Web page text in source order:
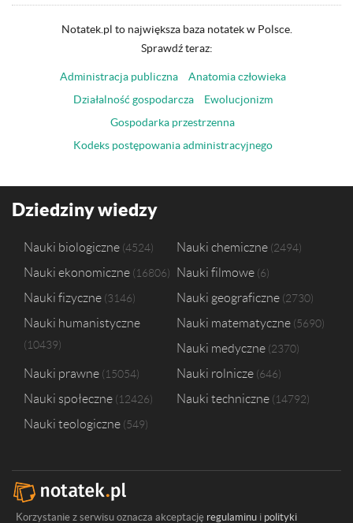
Notatek.pl to największa baza notatek w Polsce.
Sprawdź teraz:
Administracja publiczna
Anatomia człowieka
Działalność gospodarcza
Ewolucjonizm
Gospodarka przestrzenna
Kodeks postępowania administracyjnego
Dziedziny wiedzy
Nauki biologiczne 4524 Nauki chemiczne 2494
Nauki ekonomiczne 16806 Nauki filmowe 6
Nauki fizyczne 3146 Nauki geograficzne 2730
Nauki humanistyczne
10439
Nauki matematyczne 5690
Nauki medyczne 2370
Nauki prawne 15054 Nauki rolnicze 646
Nauki społeczne 12426 Nauki techniczne 14792
Nauki teologiczne 549
Korzystanie z serwisu oznacza akceptację regulaminu i polityki